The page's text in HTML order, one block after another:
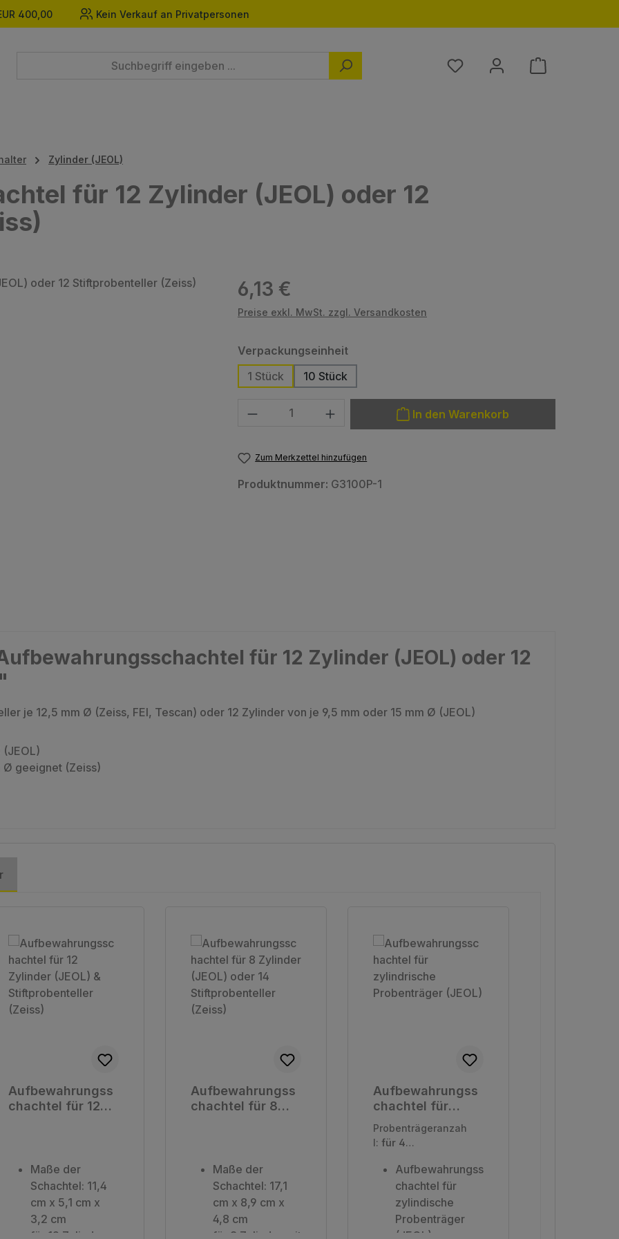
400,00 Kein Verkauf an Privatpersonen
Du hast 0 Produkte auf dem
Zylinder (JEOL)
für 12 Zylinder (JEOL) oder 12
Regulärer Preis:
6,13 €
Preise exkl. MwSt. zzgl. Versandkosten
Verpackungseinheitauswählen
1 Stück
10 Stück
Produkt Anzahl: Gib den gewünschten Wert ein oder benutze die
In den Warenkorb
Zum Merkzettel hinzufügen
Produktnummer: G3100P-1
für 12 Zylinder (JEOL) oder 12
je 12,5 mm Ø (Zeiss, FEI, Tescan) oder 12 Zylinder von je 9,5 mm oder 15 mm Ø (JEOL)
Ø geeignet (Zeiss)
Aufbewahrungss
chachtel für 12
Maße der
Schachtel: 11,4
cm x 5,1 cm x
3,2 cm
für 12 Zylinder
Aufbewahrungss
chachtel für 8
(Zeiss)
Maße der
Schachtel: 17,1
cm x 8,9 cm x
4,8 cm
für 8 Zylinder mit
Aufbewahrungss
chachtel für
zylindrische
Probenträger
Probenträgeranzah
l: für 4
12,5 mm ø|
Verpackungseinhei
1 Stück
Aufbewahrungss
chachtel für
zylindische
Probenträger
(JEOL)